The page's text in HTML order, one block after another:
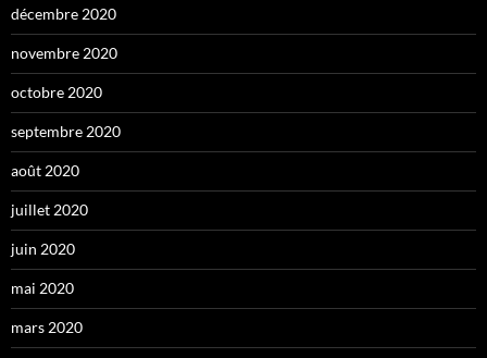
décembre 2020
novembre 2020
octobre 2020
septembre 2020
août 2020
juillet 2020
juin 2020
mai 2020
mars 2020